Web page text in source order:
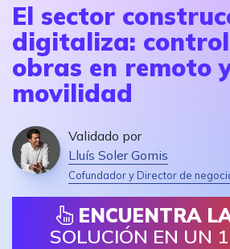
El sector
digitaliza:
obras en remoto
movilidad
Validado por
Lluís Soler Gomis
Cofundador y Director de
ENCUENTRA
SOLUCIÓN EN UN